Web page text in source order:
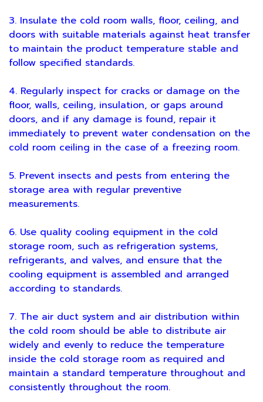
3. Insulate the cold room walls, floor, ceiling, and
doors with suitable materials against heat transfer
to maintain the product temperature stable and
follow specified standards.
4. Regularly inspect for cracks or damage on the
floor, walls, ceiling, insulation, or gaps around
doors, and if any damage is found, repair it
immediately to prevent water condensation on the
cold room ceiling in the case of a freezing room.
5. Prevent insects and pests from entering the
storage area with regular preventive
measurements.
6. Use quality cooling equipment in the cold
storage room, such as refrigeration systems,
refrigerants, and valves, and ensure that the
cooling equipment is assembled and arranged
according to standards.
7. The air duct system and air distribution within
the cold room should be able to distribute air
widely and evenly to reduce the temperature
inside the cold storage room as required and
maintain a standard temperature throughout and
consistently throughout the room.